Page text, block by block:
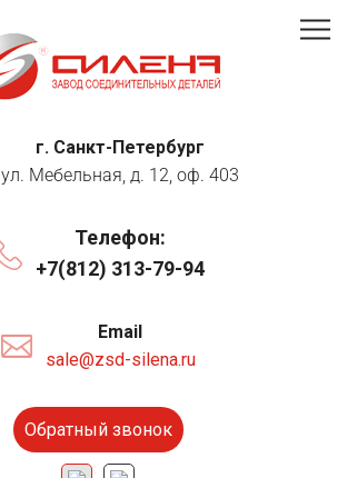
г. Санкт-Петербург
ул. Мебельная, д. 12, оф. 403
Телефон:
+7(812) 313-79-94
Email
sale@zsd-silena.ru
Обратный звонок